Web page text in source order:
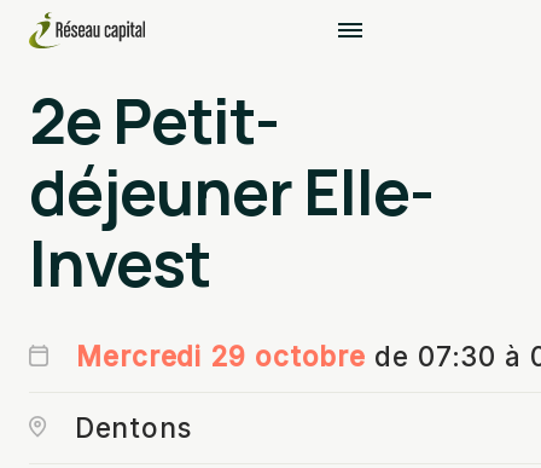
2e Petit-
déjeuner Elle-
Invest
Mercredi 29 octobre de 07:30 à
Dentons